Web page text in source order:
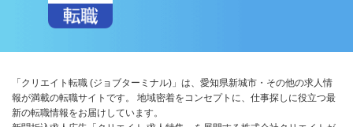
「クリエイト転職 (ジョブターミナル)」は、愛知県新城市・その他の求人情
報が満載の転職サイトです。 地域密着をコンセプトに、仕事探しに役立つ最
新の転職情報をお届けしています。